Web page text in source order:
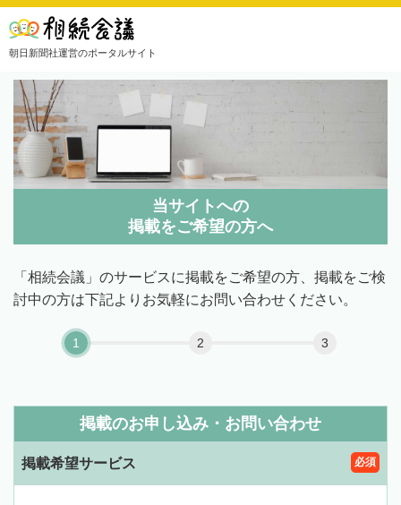
朝日新聞社運営のポータルサイト
当サイトへの
掲載をご希望の方へ
「相続会議」のサービスに掲載をご希望の方、掲載をご検
討中の方は下記よりお気軽にお問い合わせください。
掲載のお申し込み・お問い合わせ
掲載希望サービス 必須